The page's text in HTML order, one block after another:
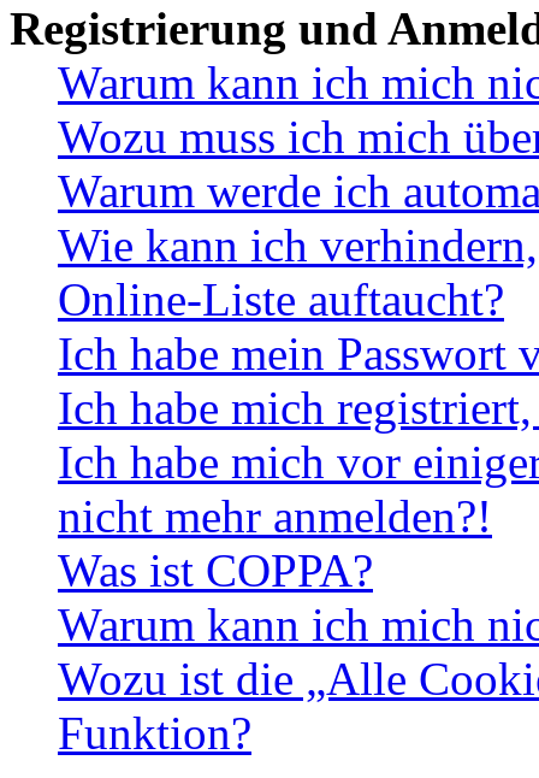
Registrierung und
Warum kann ich mich
Wozu muss ich mich
Warum werde ich
Wie kann ich
Online-Liste auftaucht?
Ich habe mein Passwort
Ich habe mich
Ich habe mich vor
nicht mehr anmelden?!
Was ist COPPA?
Warum kann ich mich
Wozu ist die „Alle
Funktion?